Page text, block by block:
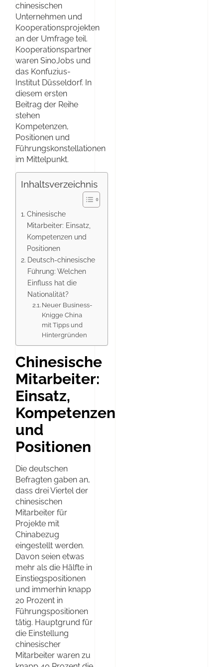
chinesischen
Unternehmen und
Kooperationsprojekten
an der Umfrage teil.
Kooperationspartner
waren SinoJobs und
das Konfuzius-
Institut Düsseldorf. In
diesem ersten
Beitrag der Reihe
stehen
Kompetenzen,
Positionen und
Führungskonstellationen
im Mittelpunkt.
Inhaltsverzeichnis
Chinesische
Mitarbeiter: Einsatz,
Kompetenzen und
Positionen
Deutsch-chinesische
Führung: Welchen
Einfluss hat die
Nationalität?
Neuer Business-
Knigge China
mit Tipps und
Hintergründen
Chinesische
Mitarbeiter:
Einsatz,
Kompetenzen
und
Positionen
Die deutschen
Befragten gaben an,
dass drei Viertel der
chinesischen
Mitarbeiter für
Projekte mit
Chinabezug
eingestellt werden.
Davon seien etwas
mehr als die Hälfte in
Einstiegspositionen
und immerhin knapp
20 Prozent in
Führungspositionen
tätig. Hauptgrund für
die Einstellung
chinesischer
Mitarbeiter waren zu